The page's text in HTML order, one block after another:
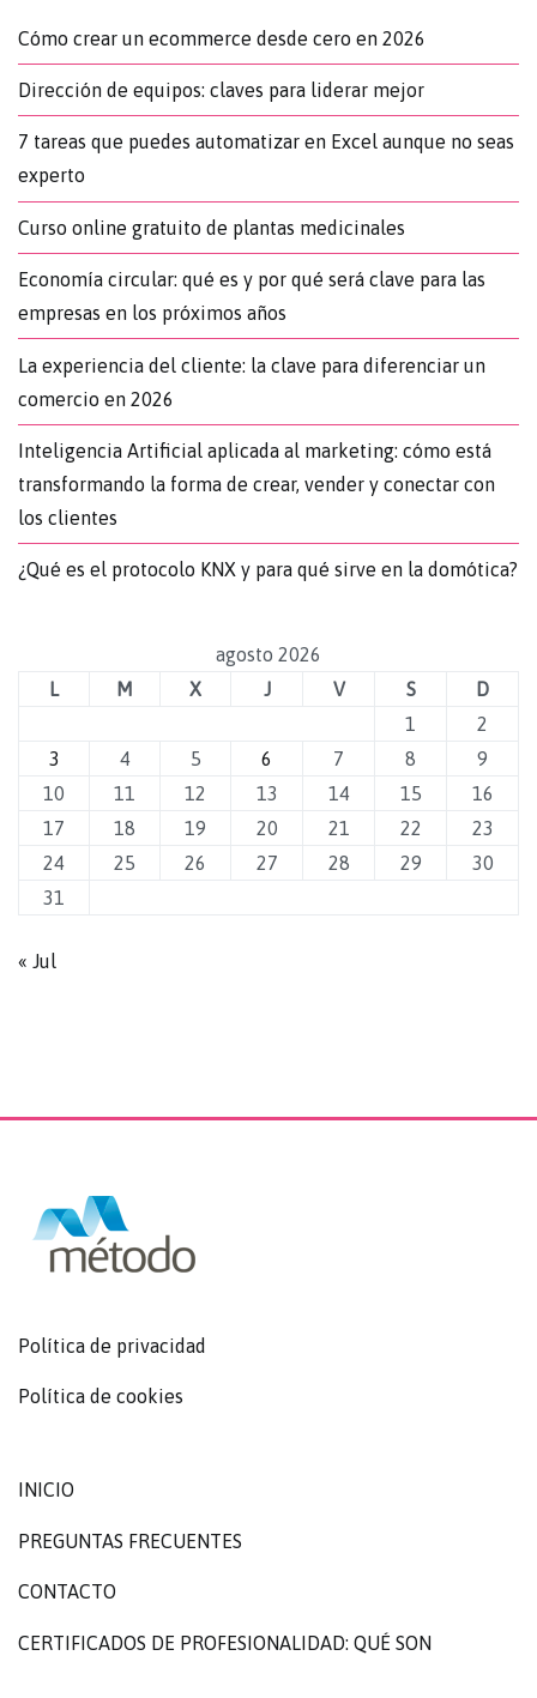
Cómo crear un ecommerce desde cero en 2026
Dirección de equipos: claves para liderar mejor
7 tareas que puedes automatizar en Excel aunque no seas
experto
Curso online gratuito de plantas medicinales
Economía circular: qué es y por qué será clave para las
empresas en los próximos años
La experiencia del cliente: la clave para diferenciar un
comercio en 2026
Inteligencia Artificial aplicada al marketing: cómo está
transformando la forma de crear, vender y conectar con
los clientes
¿Qué es el protocolo KNX y para qué sirve en la domótica?
agosto 2026
L
M X J V S
D
1
2
3
4 5 6 7 8
9
10
11 12 13 14 15
16
17
18 19 20 21 22
23
24
25 26 27 28 29
30
31
« Jul
Política de privacidad
Política de cookies
INICIO
PREGUNTAS FRECUENTES
CONTACTO
CERTIFICADOS DE PROFESIONALIDAD: QUÉ SON